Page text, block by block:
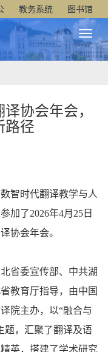
教务系统 图书馆
Toggle
协会年会，
路径
智时代翻译教学与人
加了2026年4月25日
协会年会。
省委宣传部、中共湖
教育厅指导，由中国
院主办，以“融合与
题，汇聚了翻译及语
英，搭建了学术研究